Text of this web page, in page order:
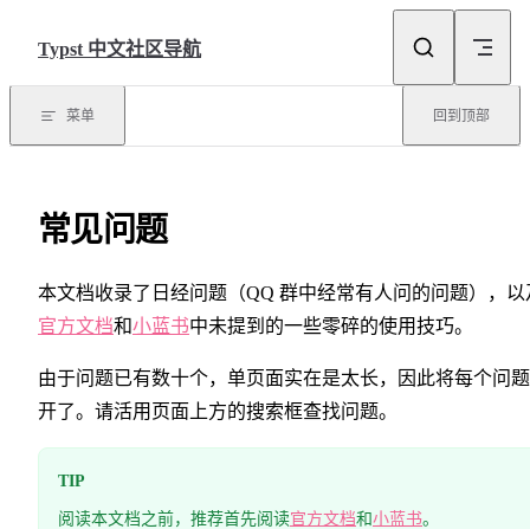
Typst 中文社区导航
菜单 回到顶部
常见问题
本文档收录了日经问题（QQ 群中经常有人问的问题），以
官方文档和小蓝书中未提到的一些零碎的使用技巧。
由于问题已有数十个，单页面实在是太长，因此将每个问
开了。请活用页面上方的搜索框查找问题。
TIP
阅读本文档之前，推荐首先阅读官方文档和小蓝书。